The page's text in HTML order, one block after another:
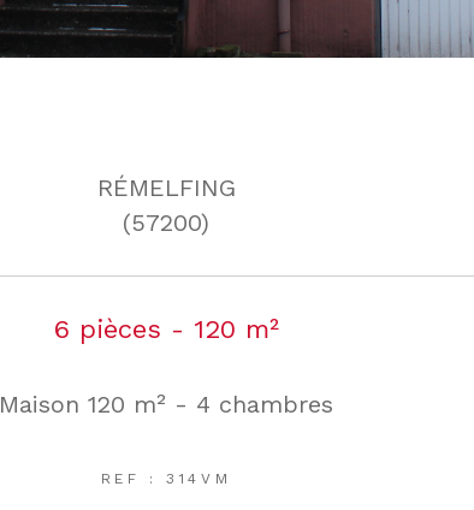
RÉMELFING
(57200)
6 pièces - 120 m²
Maison 120 m² - 4 chambres
REF : 314VM